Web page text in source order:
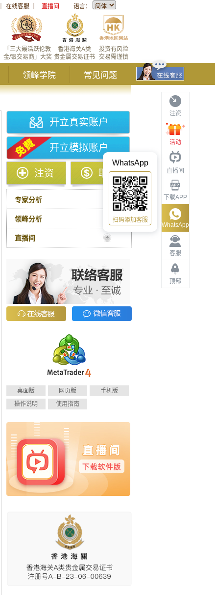
在线客服 直播间 语言：
投资有风险
交易需谨慎
香港海关A类
贵金属交易证书
「三大最活跃伦敦
金/银交易商」大奖
领峰学院 常见问题
注资
活动
直播间
下载APP
客服
顶部
WhatsApp
WhatsApp
扫码添加客服
开立真实账户
开立模拟账户
注资 取款
专家分析
领峰分析
直播间
桌面版 网页版
手机版
操作说明
使用指南